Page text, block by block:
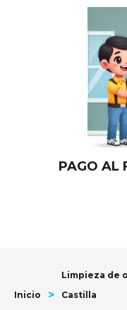
PAGO AL
Inicio >
Limpieza de
Castilla